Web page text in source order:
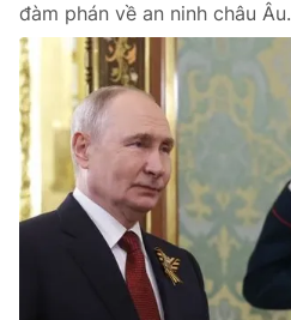
đàm phán về an ninh châu Âu.